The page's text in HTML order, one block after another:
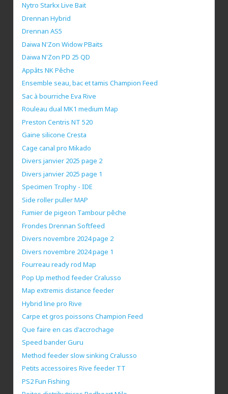
Nytro Starkx Live Bait
Drennan Hybrid
Drennan AS5
Daiwa N'Zon Widow PBaits
Daiwa N'Zon PD 25 QD
Appâts NK Pêche
Ensemble seau, bac et tamis Champion Feed
Sac à bourriche Eva Rive
Rouleau dual MK1 medium Map
Preston Centris NT 520
Gaine silicone Cresta
Cage canal pro Mikado
Divers janvier 2025 page 2
Divers janvier 2025 page 1
Specimen Trophy - IDE
Side roller puller MAP
Fumier de pigeon Tambour pêche
Frondes Drennan Softfeed
Divers novembre 2024 page 2
Divers novembre 2024 page 1
Fourreau ready rod Map
Pop Up method feeder Cralusso
Map extremis distance feeder
Hybrid line pro Rive
Carpe et gros poissons Champion Feed
Que faire en cas d'accrochage
Speed bander Guru
Method feeder slow sinking Cralusso
Petits accessoires Rive feeder TT
PS2 Fun Fishing